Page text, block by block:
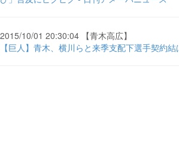
2015/10/01 20:30:04 【青木高広】
【巨人】青木、横川らと来季支配下選手契約